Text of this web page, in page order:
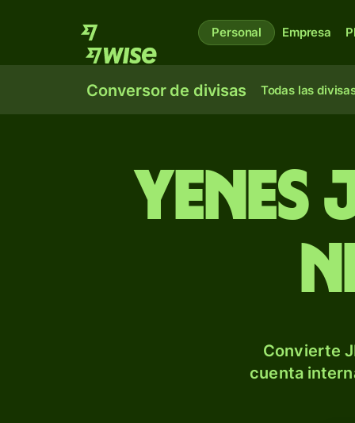
Personal Empresa
Conversor de divisas Todas las
Yenes
Convierte
cuenta